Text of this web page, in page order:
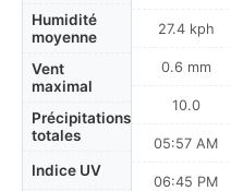
Humidité
moyenne
Vent
maximal
Précipitations
totales
Indice UV
27.4 kph
0.6 mm
10.0
05:57 AM
06:45 PM